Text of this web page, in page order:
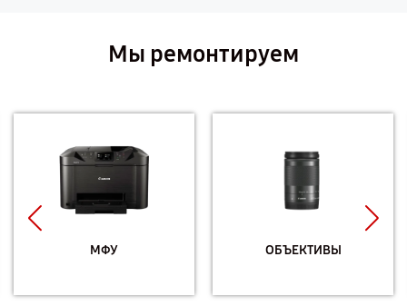
Мы ремонтируем
МФУ ОБЪЕКТИВЫ